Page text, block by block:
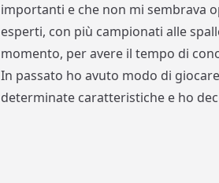
importanti e che non mi sembrava
esperti, con più campionati alle
momento, per avere il tempo di
In passato ho avuto modo di
determinate caratteristiche e ho